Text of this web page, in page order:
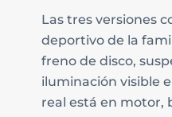
Las tres versiones
deportivo de la
freno de disco,
iluminación visible
real está en motor,